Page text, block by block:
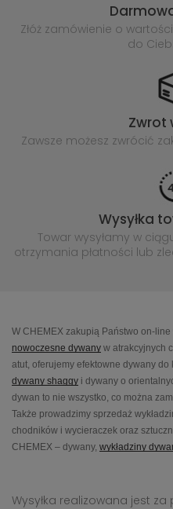
Złóż zamówienie o
do
Zwrot
Zawsze możesz zwrócić
Wysyłka
Towar wysyłamy w
otrzymania płatności lub
W CHEMEX zakupią Państwo on-
nowoczesne dywany w atrakcyjnych
atut, oferujemy efektowne dywany
dywany shaggy i dywany o
dywan to nie wszystko, co można
Także prowadzimy sprzedaż
chodników i wycieraczek oraz
CHEMEX – dywany, wykładziny
Wysyłka realizowana jest